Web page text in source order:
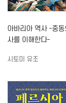
아바리아 역사 -중
사를 이해한다-
시토미 유조